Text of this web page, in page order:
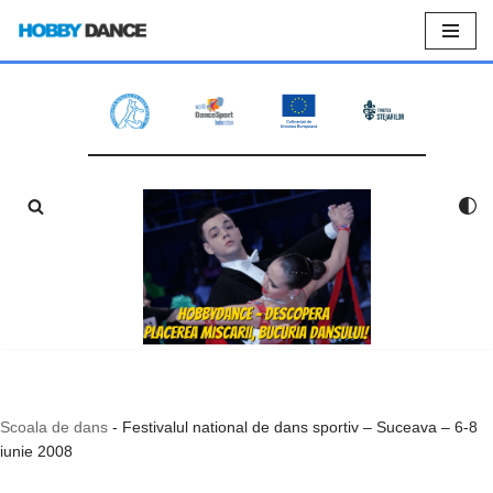
Sari
Scoala de dans - Festivalul national de dans sportiv – Suceava – 6-8
iunie 2008